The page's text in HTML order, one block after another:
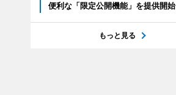
便利な「限定公開機能」を提供開始
もっと見る